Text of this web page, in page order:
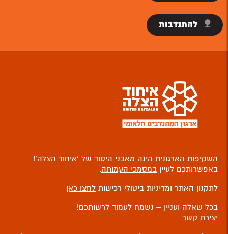
להתנדבות
השקיפות הארגונית הינה מאבני היסוד של ‘איחוד הצלה’!
באפשרותכם לעיין במסמכי העמותה.
לתקנון האתר ומדיניות ביטולי רכישות לחצו כאן
בכל שאלה ועניין – נשמח לעמוד לרשותכם!
יצירת קשר